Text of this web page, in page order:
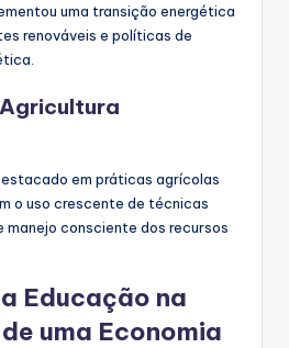
uma transição energética
renováveis e políticas de
em práticas agrícolas
o uso crescente de técnicas
manejo consciente dos recursos
Educação na
uma Economia